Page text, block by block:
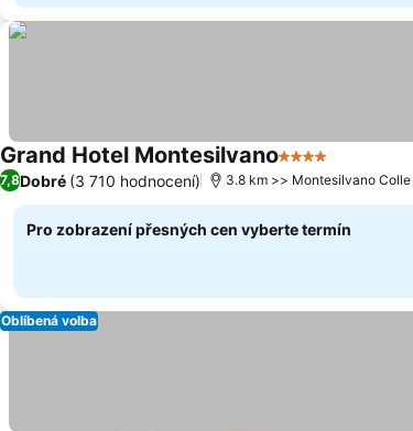
Grand Hotel Montesilvano4 Počet
7,8Dobré (3 710 hodnocení) 3.8 km >> Montesilvano Colle
Pro zobrazení přesných cen vyberte termín
Oblíbená volba